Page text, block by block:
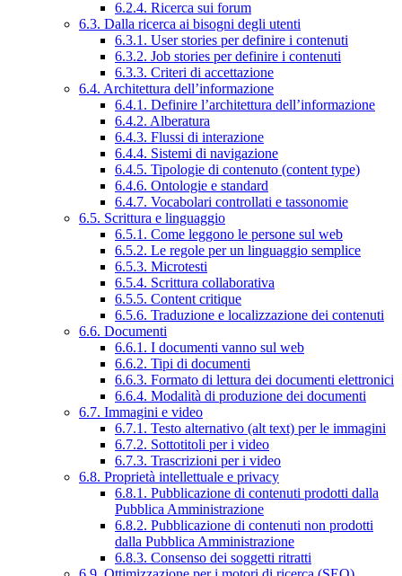
6.2.4. Ricerca sui forum
6.3. Dalla ricerca ai bisogni degli utenti
6.3.1. User stories per definire i contenuti
6.3.2. Job stories per definire i contenuti
6.3.3. Criteri di accettazione
6.4. Architettura dell’informazione
6.4.1. Definire l’architettura dell’informazione
6.4.2. Alberatura
6.4.3. Flussi di interazione
6.4.4. Sistemi di navigazione
6.4.5. Tipologie di contenuto (content type)
6.4.6. Ontologie e standard
6.4.7. Vocabolari controllati e tassonomie
6.5. Scrittura e linguaggio
6.5.1. Come leggono le persone sul web
6.5.2. Le regole per un linguaggio semplice
6.5.3. Microtesti
6.5.4. Scrittura collaborativa
6.5.5. Content critique
6.5.6. Traduzione e localizzazione dei contenuti
6.6. Documenti
6.6.1. I documenti vanno sul web
6.6.2. Tipi di documenti
6.6.3. Formato di lettura dei documenti elettronici
6.6.4. Modalità di produzione dei documenti
6.7. Immagini e video
6.7.1. Testo alternativo (alt text) per le immagini
6.7.2. Sottotitoli per i video
6.7.3. Trascrizioni per i video
6.8. Proprietà intellettuale e privacy
6.8.1. Pubblicazione di contenuti prodotti dalla
Pubblica Amministrazione
6.8.2. Pubblicazione di contenuti non prodotti
dalla Pubblica Amministrazione
6.8.3. Consenso dei soggetti ritratti